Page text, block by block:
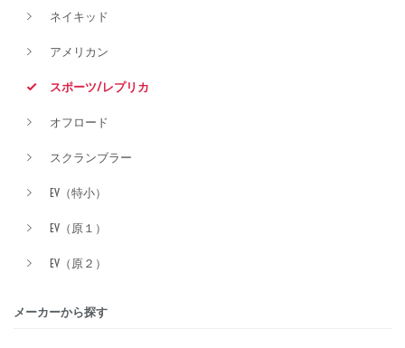
ネイキッド
アメリカン
スポーツ/レプリカ
オフロード
スクランブラー
EV（特小）
EV（原１）
EV（原２）
メーカーから探す